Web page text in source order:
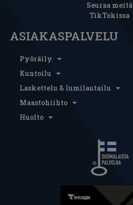
Seuraa meitä
TikTokissa
ASIAKASPALVELU
Pyöräily
Kuntoilu
Laskettelu & lumilautailu
Maastohiihto
Huolto